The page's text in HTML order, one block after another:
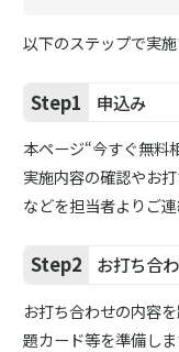
以下のステップで実
Step1 申込み
本ページ“今すぐ無料
実施内容の確認やお
などを担当者よりご連
Step2 お打ち合
お打ち合わせの内容
題カード等を準備しま